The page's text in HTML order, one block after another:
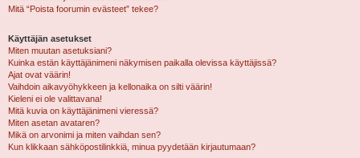
Mitä “Poista foorumin evästeet” tekee?
Käyttäjän asetukset
Miten muutan asetuksiani?
Kuinka estän käyttäjänimeni näkymisen paikalla olevissa käyttäjissä?
Ajat ovat väärin!
Vaihdoin aikavyöhykkeen ja kellonaika on silti väärin!
Kieleni ei ole valittavana!
Mitä kuvia on käyttäjänimeni vieressä?
Miten asetan avataren?
Mikä on arvonimi ja miten vaihdan sen?
Kun klikkaan sähköpostilinkkiä, minua pyydetään kirjautumaan?